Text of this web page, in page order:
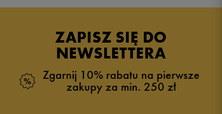
ZAPISZ SIĘ DO
NEWSLETTERA
Zgarnij 10% rabatu na pierwsze
zakupy za min. 250 zł